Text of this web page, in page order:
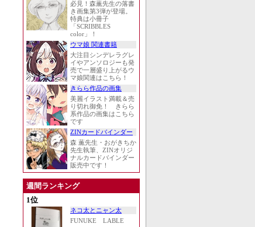
必見！森薫先生の落書
き画集第3弾が登場。
特典は小冊子
「SCRIBBLES
color」！
ウマ娘 関連書籍
大注目シンデレラグレ
イやアンソロジーも発
売で一層盛り上がるウ
マ娘関連はこちら！
きらら作品の画集
美麗イラスト満載＆売
り切れ御免！ きらら
系作品の画集はこちら
です
ZINカードバインダー
森 薫先生・おがきちか
先生執筆、ZINオリジ
ナルカードバインダー
販売中です！
週間ランキング
1位
ネコ太とニャン太
FUNUKE LABLE